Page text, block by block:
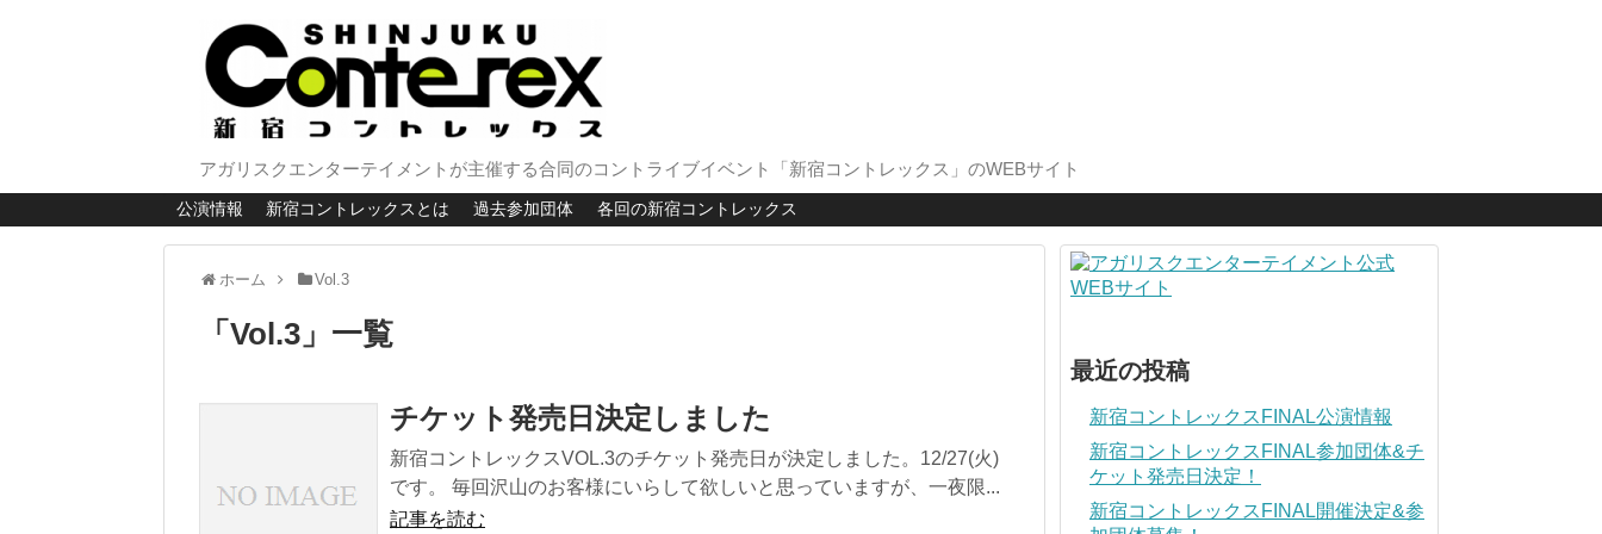
アガリスクエンターテイメントが主催する合同のコントライブイベント「新宿コントレックス」のWEBサイト
公演情報 新宿コントレックスとは 過去参加団体 各回の新宿コントレックス
ホーム Vol.3
「 Vol.3 」 一覧
チケット発売日決定しました
新宿コントレックスVOL.3のチケット発売日が決定しました。12/27(火)
です。 毎回沢山のお客様にいらして欲しいと思っていますが、一夜限...
記事を読む
最近の投稿
新宿コントレックスFINAL公演情報
新宿コントレックスFINAL参加団体&チ
ケット発売日決定！
新宿コントレックスFINAL開催決定&参